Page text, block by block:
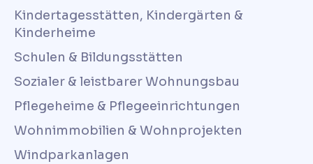
Kindertagesstätten, Kindergärten &
Kinderheime
Schulen & Bildungsstätten
Sozialer & leistbarer Wohnungsbau
Pflegeheime & Pflegeeinrichtungen
Wohnimmobilien & Wohnprojekten
Windparkanlagen